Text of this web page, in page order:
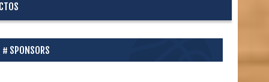
SPONSORS